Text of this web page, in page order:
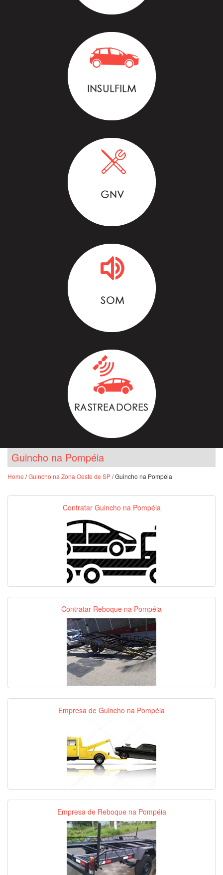
Guincho na Pompéia
Home /Guincho na Zona Oeste de SP/ Guincho na Pompéia
Contratar Guincho na Pompéia
Contratar Reboque na Pompéia
Empresa de Guincho na Pompéia
Empresa de Reboque na Pompéia